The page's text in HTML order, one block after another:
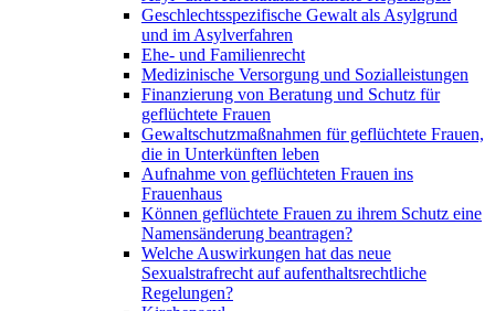
Geschlechtsspezifische Gewalt als Asylgrund
und im Asylverfahren
Ehe- und Familienrecht
Medizinische Versorgung und Sozialleistungen
Finanzierung von Beratung und Schutz für
geflüchtete Frauen
Gewaltschutzmaßnahmen für geflüchtete Frauen,
die in Unterkünften leben
Aufnahme von geflüchteten Frauen ins
Frauenhaus
Können geflüchtete Frauen zu ihrem Schutz eine
Namensänderung beantragen?
Welche Auswirkungen hat das neue
Sexualstrafrecht auf aufenthaltsrechtliche
Regelungen?